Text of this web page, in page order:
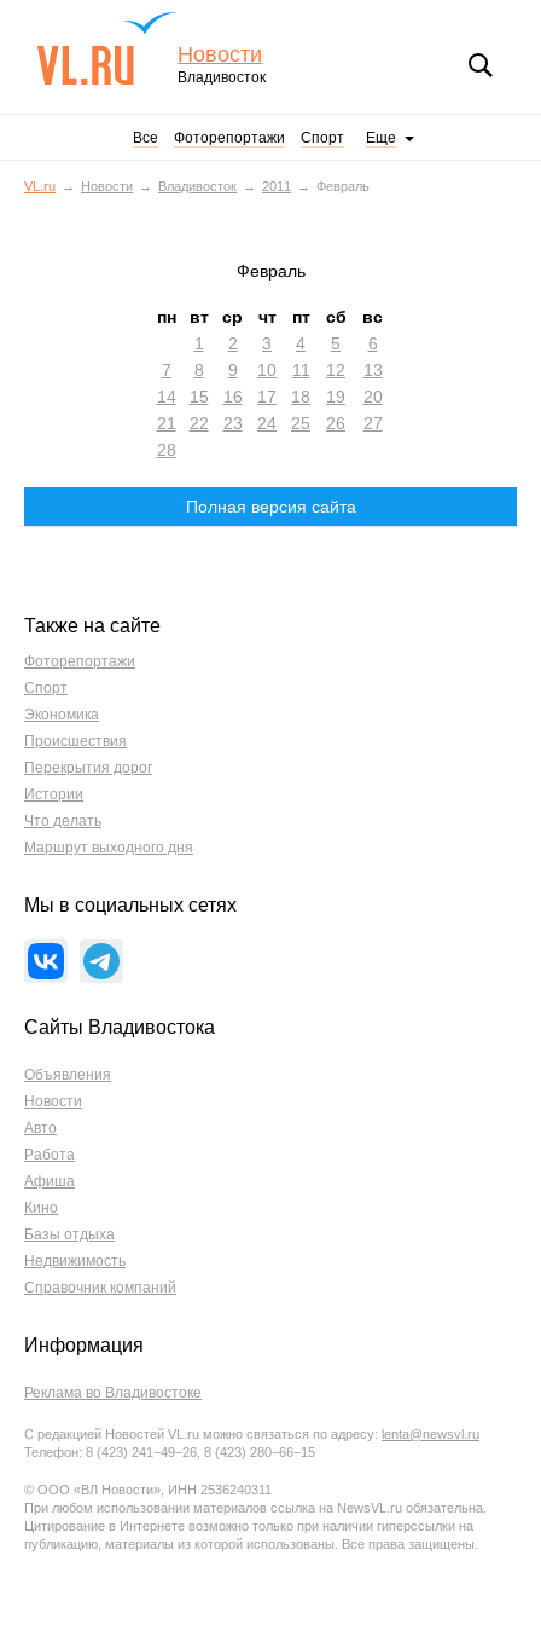
Новости
Владивосток
Все Фоторепортажи Спорт Еще
VL.ru Новости Владивосток 2011 Февраль
Февраль
пн вт ср чт пт сб
вс
1
2 3 4 5
6
7
8 9 10 11 12
13
14
15 16 17 18 19
20
21
22 23 24 25 26
27
28
Полная версия сайта
Также на сайте
Фоторепортажи
Спорт
Экономика
Происшествия
Перекрытия дорог
Истории
Что делать
Маршрут выходного дня
Мы в социальных сетях
Сайты Владивостока
Объявления
Новости
Авто
Работа
Афиша
Кино
Базы отдыха
Недвижимость
Справочник компаний
Информация
Реклама во Владивостоке
С редакцией Новостей VL.ru можно связаться по адресу: lenta@newsvl.ru
Телефон: 8 (423) 241−49−26, 8 (423) 280−66−15
© ООО «ВЛ Новости», ИНН 2536240311
При любом использовании материалов ссылка на NewsVL.ru обязательна.
Цитирование в Интернете возможно только при наличии гиперссылки на
публикацию, материалы из которой использованы. Все права защищены.